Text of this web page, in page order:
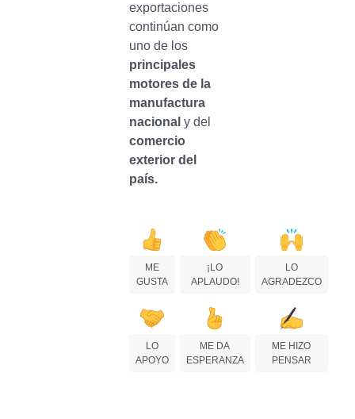
exportaciones
continúan como
uno de los
principales
motores de la
manufactura
nacional y del
comercio
exterior del
país.
ME
GUSTA
¡LO
APLAUDO!
LO
AGRADEZCO
LO
APOYO
ME DA
ESPERANZA
ME HIZO
PENSAR